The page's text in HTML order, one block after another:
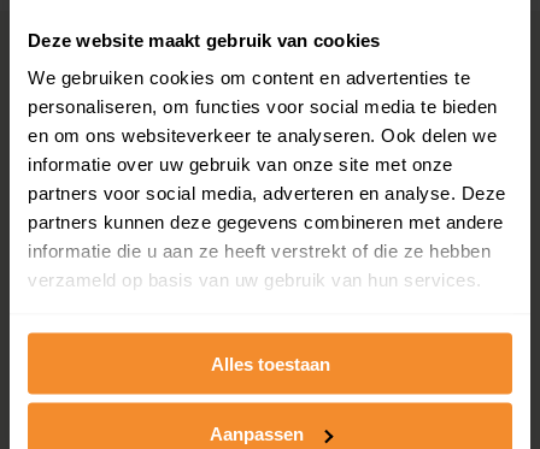
Deze website maakt gebruik van cookies
We gebruiken cookies om content en advertenties te
personaliseren, om functies voor social media te bieden
en om ons websiteverkeer te analyseren. Ook delen we
informatie over uw gebruik van onze site met onze
partners voor social media, adverteren en analyse. Deze
partners kunnen deze gegevens combineren met andere
informatie die u aan ze heeft verstrekt of die ze hebben
verzameld op basis van uw gebruik van hun services.
Alles toestaan
Aanpassen
per provincie
Drenthe
Flevoland
Friesland
Gelderland
Groningen
Limburg
Noord-Brabant
Zeeland
woningmarkten
Amsterdam
Den Haag
Rotterdam
Utrecht
Groningen
Eindhoven
Tilburg
Haarlem
Apeldoorn
Nijmegen